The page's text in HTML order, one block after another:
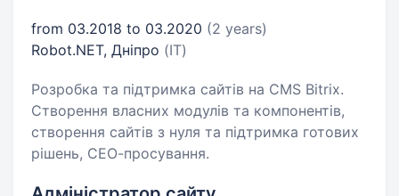
from 03.2018 to 03.2020 (2 years)
Robot.NET, Дніпро (IT)
Розробка та підтримка сайтів на CMS Bitrix.
Створення власних модулів та компонентів,
створення сайтів з нуля та підтримка готових
рішень, СЕО-просування.